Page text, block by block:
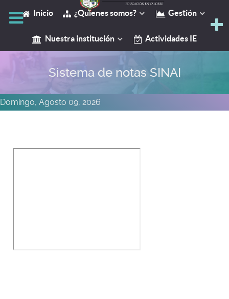
Inicio ¿Quienes somos? Gestión
Nuestra institución Actividades IE
Sistema de notas SINAI
Domingo, Agosto 09, 2026